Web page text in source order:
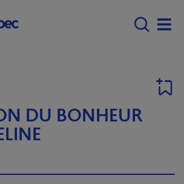
Main navigation -
DU BONHEUR